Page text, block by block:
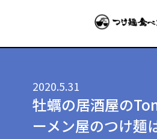
2020.5.31
牡蠣の居酒屋の
ーメン屋のつけ麺